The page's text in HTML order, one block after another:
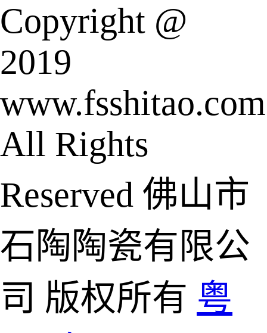
Copyright @
2019
www.fsshitao.com
All Rights
Reserved 佛山市
石陶陶瓷有限公
司 版权所有 粤